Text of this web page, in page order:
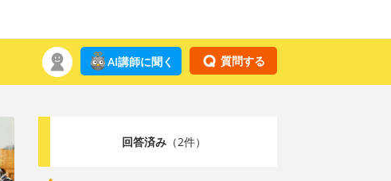
質問する
AI講師に聞く
回答済み（2件）